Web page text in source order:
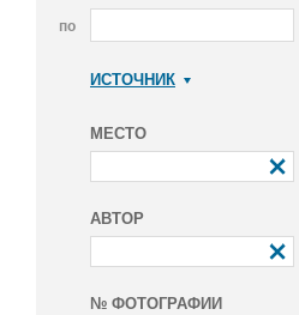
по
ИСТОЧНИК
МЕСТО
АВТОР
№ ФОТОГРАФИИ